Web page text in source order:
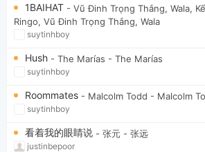
1BAIHAT - Vũ Đinh Trọng Thắng, Wala,
Ringo, Vũ Đinh Trọng Thắng, Wala
suytinhboy
Hush - The Marías - The Marías
suytinhboy
Roommates - Malcolm Todd - Malcolm
suytinhboy
看着我的眼睛说 - 张元 - 张远
justinbepoor